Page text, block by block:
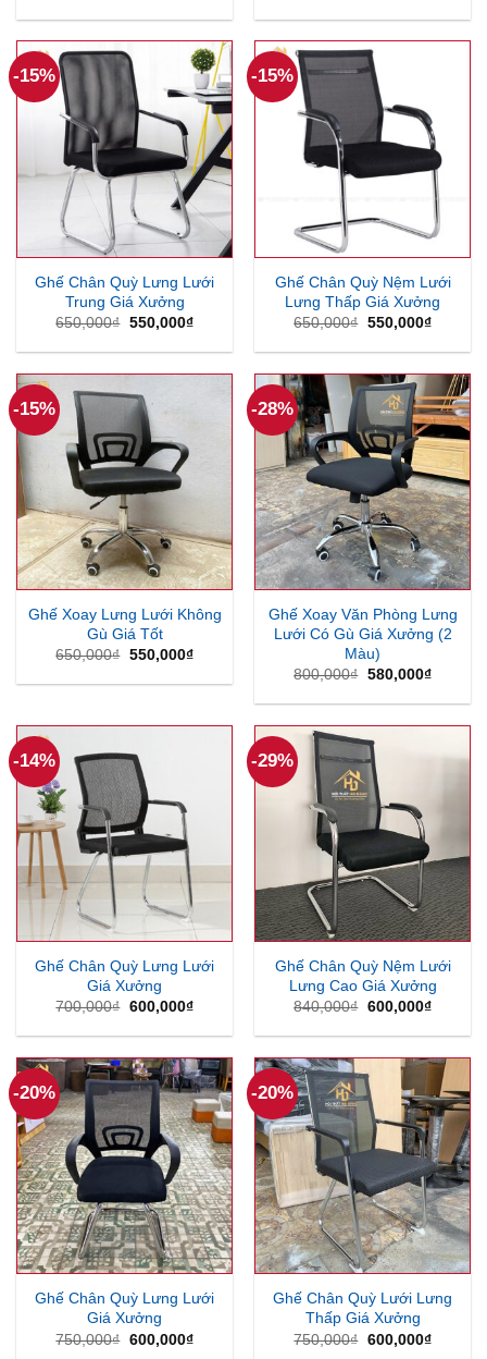
là:
tại
450,000₫.
là:
tại
-15%
Ghế Chân Quỳ Lưng Lưới
Trung Giá Xưởng
650,000₫ Giá
là:
550,000₫Giá
tại
-15%
Ghế Chân Quỳ Nệm Lưới
Lưng Thấp Giá Xưởng
650,000₫ Giá
là:
550,000₫Giá
tại
-15%
Ghế Xoay Lưng Lưới Không
Gù Giá Tốt
650,000₫ Giá
là:
550,000₫Giá
tại
-28%
Ghế Xoay Văn Phòng Lưng
Lưới Có Gù Giá Xưởng (2
Màu)
800,000₫ Giá
là:
580,000₫Giá
tại
-14%
Ghế Chân Quỳ Lưng Lưới
Giá Xưởng
700,000₫ Giá
là:
600,000₫Giá
tại
600,000₫.
-29%
Ghế Chân Quỳ Nệm Lưới
Lưng Cao Giá Xưởng
840,000₫ Giá
là:
600,000₫Giá
tại
-20%
Ghế Chân Quỳ Lưng Lưới
Giá Xưởng
750,000₫ Giá
600,000₫Giá
-20%
Ghế Chân Quỳ Lưới Lưng
Thấp Giá Xưởng
750,000₫ Giá
600,000₫Giá